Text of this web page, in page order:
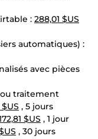
: 288,01 $US
automatiques) :
avec pièces
traitement
$US , 5 jours
$US , 1 jour
, 30 jours